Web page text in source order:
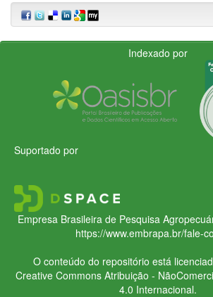
Indexado por
Suportado por
Empresa Brasileira de Pesquisa
https://www.embrapa.br/fale-
O conteúdo do repositório está
Creative CommonsAtribuição -
4.0 Internacional.